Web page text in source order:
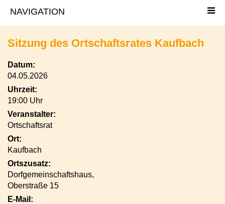
Sitzung des Ortschaftsrates Kaufbach
Datum:
04.05.2026
Uhrzeit:
19:00 Uhr
Veranstalter:
Ortschaftsrat
Ort:
Kaufbach
Ortszusatz:
Dorfgemeinschaftshaus,
Oberstraße 15
E-Mail: